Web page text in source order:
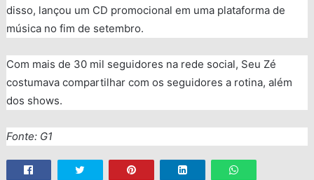
disso, lançou um CD promocional em uma plataforma de
música no fim de setembro.
Com mais de 30 mil seguidores na rede social, Seu Zé
costumava compartilhar com os seguidores a rotina, além
dos shows.
Fonte: G1